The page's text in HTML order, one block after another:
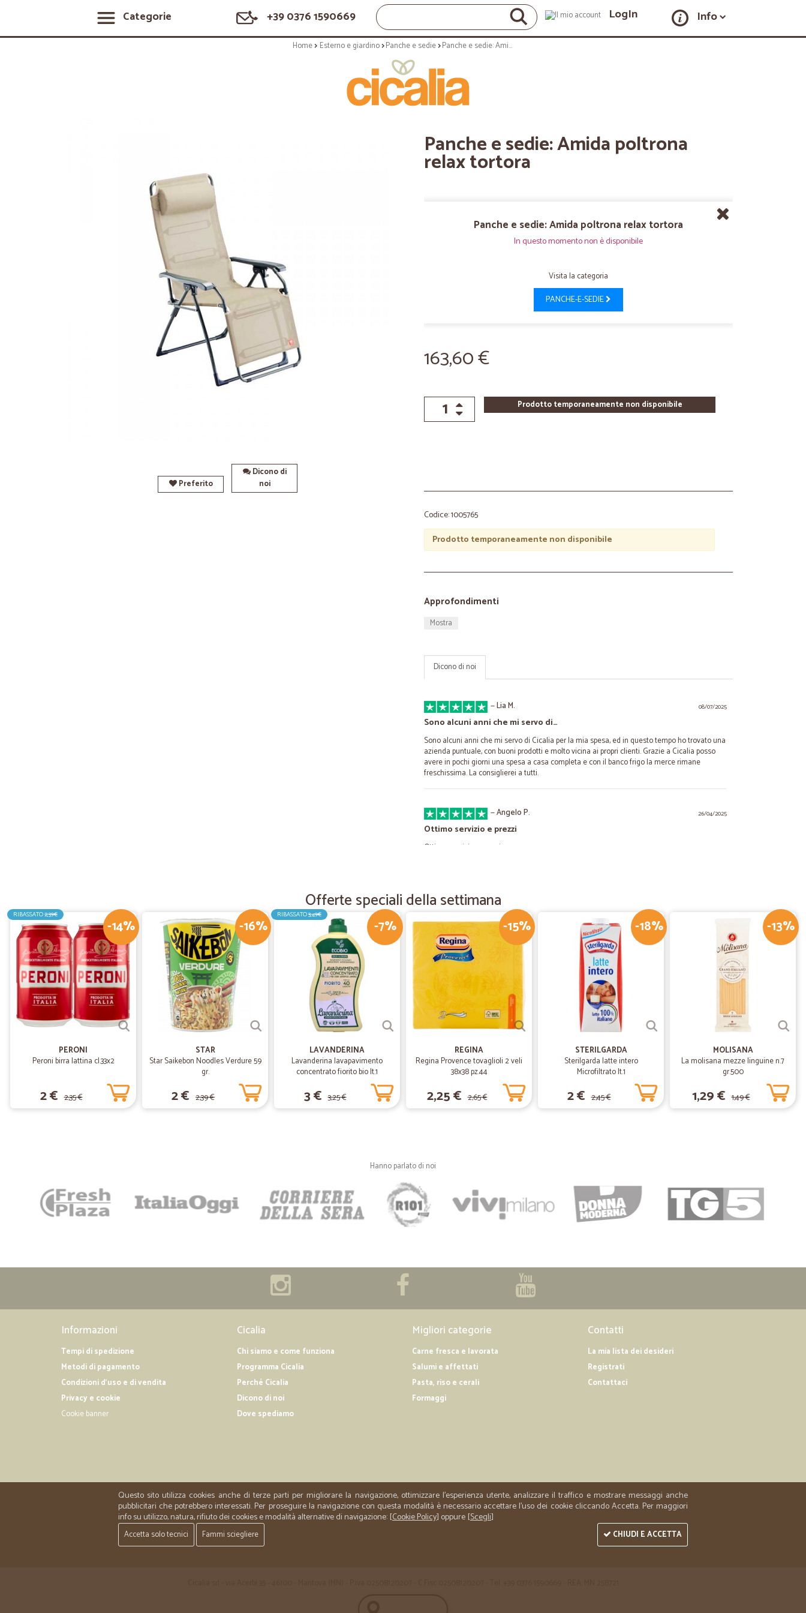
Categorie +39 0376 1590669 LogIn Info
Home Esterno e giardino Panche e sedie Panche e sedie: Amida poltrona relax tortora
Preferito
Dicono di
noi
Panche e sedie: Amida poltrona
relax tortora
Panche e sedie: Amida poltrona relax tortora
In questo momento non è disponibile
Visita la categoria
PANCHE-E-SEDIE
163,60 €
Prodotto temporaneamente non disponibile
Codice: 1005765
Prodotto temporaneamente non disponibile
Approfondimenti
Mostra
Dicono di noi
08/07/2025
—Lia M.
Sono alcuni anni che mi servo di…
Sono alcuni anni che mi servo di Cicalia per la mia spesa, ed in questo tempo ho trovato una
azienda puntuale, con buoni prodotti e molto vicina ai propri clienti. Grazie a Cicalia posso
avere in pochi giorni una spesa a casa completa e con il banco frigo la merce rimane
freschissima. La consiglierei a tutti.
26/04/2025
—Angelo P.
Ottimo servizio e prezzi
Ottimo servizio e prezzi
Confezione curata
Confezione curata, tempi rispettati, gentile e cordiale l'autista che ha consegnato
20/09/2022
Merce arrivata tempestivamente e le 4…
Merce arrivata tempestivamente e le 4 stelle sono x questo ma il prodotto ancora lo devo
consumare.
10/05/2022
Lo consiglio precisi
disponibili anche al telefono. Qualche difetto nel confezionamento ma imputabile
birra l'importo mi è stato scalato all'ordine successivo. Continuerò a fare la spesa da loro
Complimentiiiii !!
Ho trovato presso di loro un ottimo spumante, che sembra sparito dal mercato e mi é stato
consegnato in tempi rapidi.Bravi.
Tutto ottimo
Tutto ottimo. Eccellente.
Offerte speciali della settimana
-14%
RIBASSATO2,39€
PERONI
Peroni birra lattina cl.33x2
2 € 2,35 €
-16%
STAR
Star Saikebon Noodles Verdure 59
gr.
2 € 2,39 €
-7%
RIBASSATO3,49€
LAVANDERINA
Lavanderina lavapavimento
concentrato fiorito bio lt.1
3 € 3,25 €
-15%
REGINA
Regina Provence tovaglioli 2 veli
38x38 pz.44
2,25 € 2,65 €
-18%
STERILGARDA
Sterilgarda latte intero
Microfiltrato lt.1
2 € 2,45 €
-13%
MOLISANA
La molisana mezze linguine n.7
gr.500
1,29 € 1,49 €
Hanno parlato di noi
Informazioni
Tempi di spedizione
Metodi di pagamento
Condizioni d'uso e di vendita
Privacy e cookie
Cookie banner
Cicalia
Chi siamo e come funziona
Programma Cicalia
Perché Cicalia
Dicono di noi
Dove spediamo
Migliori categorie
Carne fresca e lavorata
Salumi e affettati
Pasta, riso e cerali
Formaggi
Contatti
La mia lista dei desideri
Registrati
Contattaci
Questo sito utilizza cookies anche di terze parti per migliorare la navigazione, ottimizzare l'esperienza utente, analizzare il traffico e mostrare messaggi anche
pubblicitari che potrebbero interessati. Per proseguire la navigazione con questa modalità è necessario accettare l'uso dei cookie cliccando Accetta. Per maggiori
info su utilizzo, natura, rifiuto dei cookies e modalità alternative di navigazione: [Cookie Policy] oppure [Scegli]
Accetta solo tecnici Fammi sciegliere CHIUDI E ACCETTA